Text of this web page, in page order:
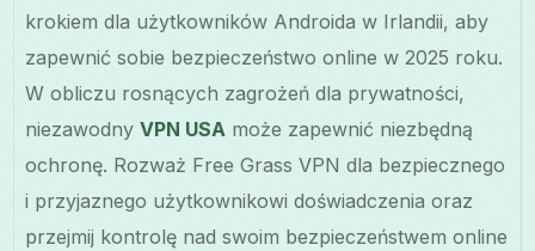
krokiem dla użytkowników Androida w Irlandii, aby
zapewnić sobie bezpieczeństwo online w 2025 roku.
W obliczu rosnących zagrożeń dla prywatności,
niezawodnyVPN USA może zapewnić niezbędną
ochronę. Rozważ Free Grass VPN dla bezpiecznego
i przyjaznego użytkownikowi doświadczenia oraz
przejmij kontrolę nad swoim bezpieczeństwem online